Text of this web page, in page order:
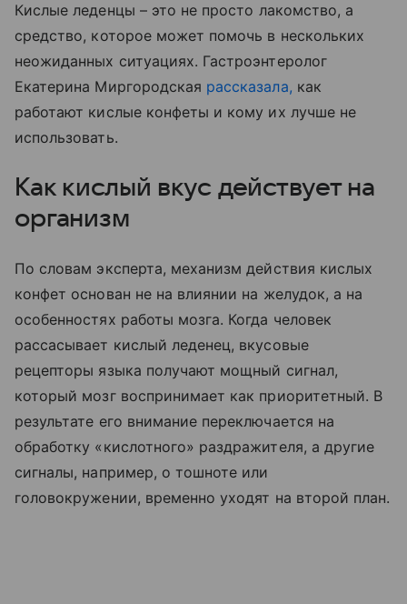
Кислые леденцы –это не просто лакомство, а
средство, которое может помочь в нескольких
неожиданных ситуациях. Гастроэнтеролог
Екатерина Миргородская рассказала, как
работают кислые конфеты и кому их лучше не
использовать.
Как кислый вкус действует на
организм
По словам эксперта, механизм действия кислых
конфет основан не на влиянии на желудок, а на
особенностях работы мозга. Когда человек
рассасывает кислый леденец, вкусовые
рецепторы языка получают мощный сигнал,
который мозг воспринимает как приоритетный. В
результате его внимание переключается на
обработку «кислотного» раздражителя, а другие
сигналы, например, о тошноте или
головокружении, временно уходят на второй план.